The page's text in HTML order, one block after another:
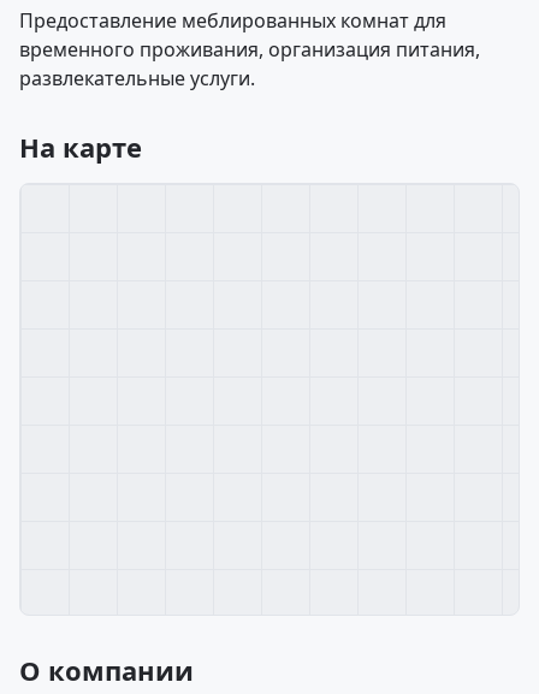
Предоставление меблированных комнат для
временного проживания, организация питания,
развлекательные услуги.
На карте
О компании